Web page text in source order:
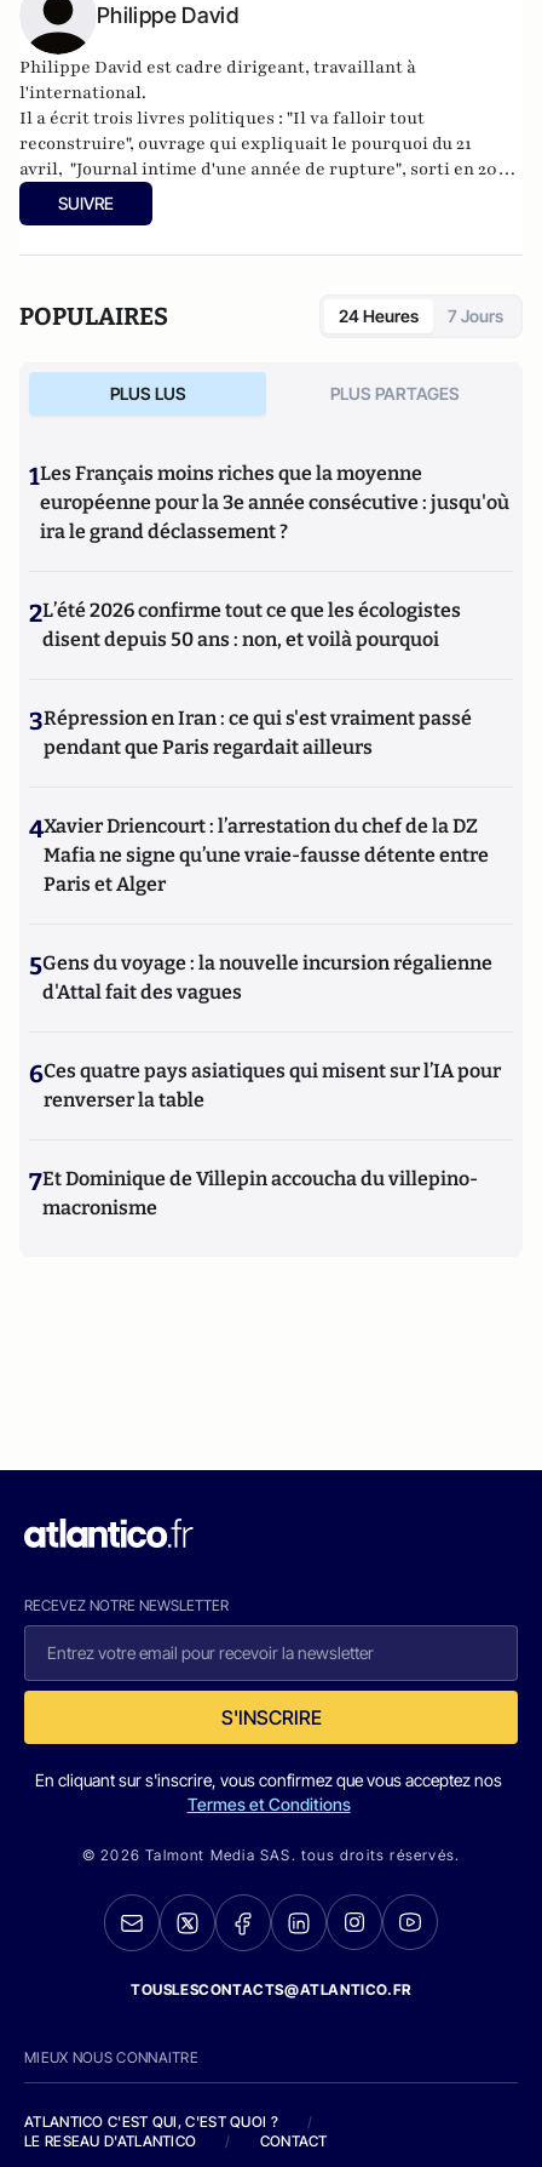
Philippe David
Philippe David est cadre dirigeant, travaillant à
l'international.
Il a écrit trois livres politiques : "Il va falloir tout
reconstruire", ouvrage qui expliquait le pourquoi du 21
avril, "Journal intime d'une année de rupture", sorti en 2009
aux éditions de l'Ixcéa, qui retrace les deux premières
années de présidence Sarkozy et "
SUIVRE
POPULAIRES 24 Heures 7 Jours
PLUS LUS PLUS PARTAGES
1Les Français moins riches que la moyenne
européenne pour la 3e année consécutive : jusqu'où
ira le grand déclassement ?
2L’été 2026 confirme tout ce que les écologistes
disent depuis 50 ans : non, et voilà pourquoi
3Répression en Iran : ce qui s'est vraiment passé
pendant que Paris regardait ailleurs
4Xavier Driencourt : l’arrestation du chef de la DZ
Mafia ne signe qu’une vraie-fausse détente entre
Paris et Alger
5Gens du voyage : la nouvelle incursion régalienne
d'Attal fait des vagues
6Ces quatre pays asiatiques qui misent sur l’IA pour
renverser la table
7Et Dominique de Villepin accoucha du villepino-
macronisme
RECEVEZ NOTRE NEWSLETTER
S'INSCRIRE
En cliquant sur s'inscrire, vous confirmez que vous acceptez nos
Termes et Conditions
© 2026 Talmont Media SAS. tous droits réservés.
TOUSLESCONTACTS@ATLANTICO.FR
MIEUX NOUS CONNAITRE
ATLANTICO C'EST QUI, C'EST QUOI ?
/
LE RESEAU D'ATLANTICO
/ CONTACT